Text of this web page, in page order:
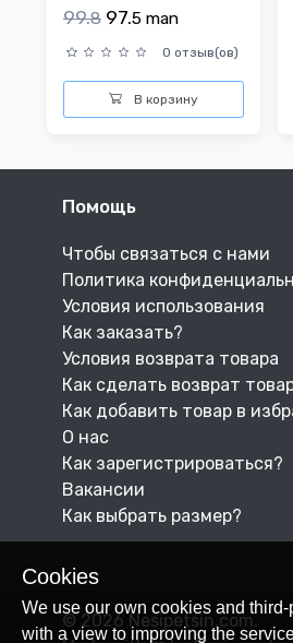
99.8 97.5 man
0 отзыв(ов)
В корзину
Cookies
We use our own cookies and
with a view to improving the
Помощь
Чтобы связаться с нами
Политика
Условия использования
Как заказать?
Условия возврата товара
Как сделать возврат
Как добавить товар в
О нас
Как зарегистрироваться?
Вакансии
Как выбрать размер?
© 2026 Nesipetsin.com.